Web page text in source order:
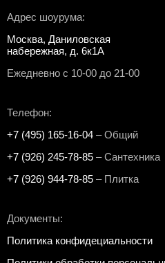
Адрес шоурума:
Москва, Даниловская
набережная, д. 6к1А
Ежедневно с 10-00 до 21-00
Телефон:
+7 (495) 165-16-04 – Общий
+7 (926) 245-78-85 – Сантехника
+7 (926) 944-78-85 – Плитка
Документы:
Политика конфидециальности